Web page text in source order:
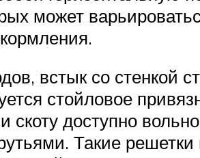
может
встык со
стойловое
скоту доступно
Такие